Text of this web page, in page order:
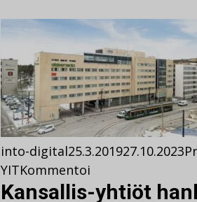
into-digital25.3.201927.10.2023
YITKommentoi
Kansallis-yhtiöt